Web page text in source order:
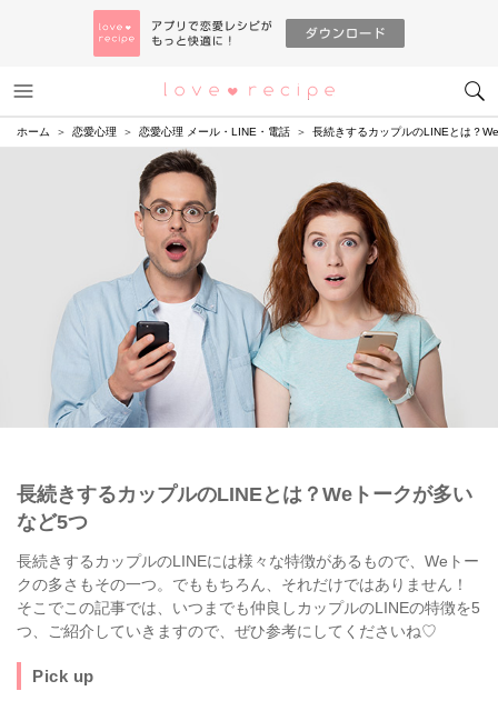
恋愛レシピ
ホーム 恋愛心理 恋愛心理 メール・LINE・電話 長続きするカップルのLINEとは？
長続きするカップルのLINEとは？Weトークが多い
など5つ
長続きするカップルのLINEには様々な特徴があるもので、Weトー
クの多さもその一つ。でももちろん、それだけではありません！
そこでこの記事では、いつまでも仲良しカップルのLINEの特徴を5
つ、ご紹介していきますので、ぜひ参考にしてくださいね♡
Pick up